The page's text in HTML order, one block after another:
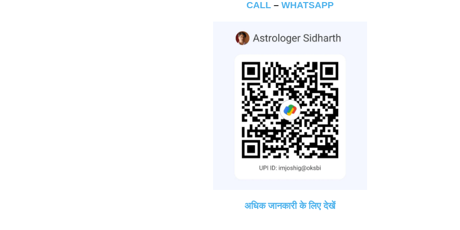
CALL– WHATSAPP
अधिक जानकारी के लिए देखें